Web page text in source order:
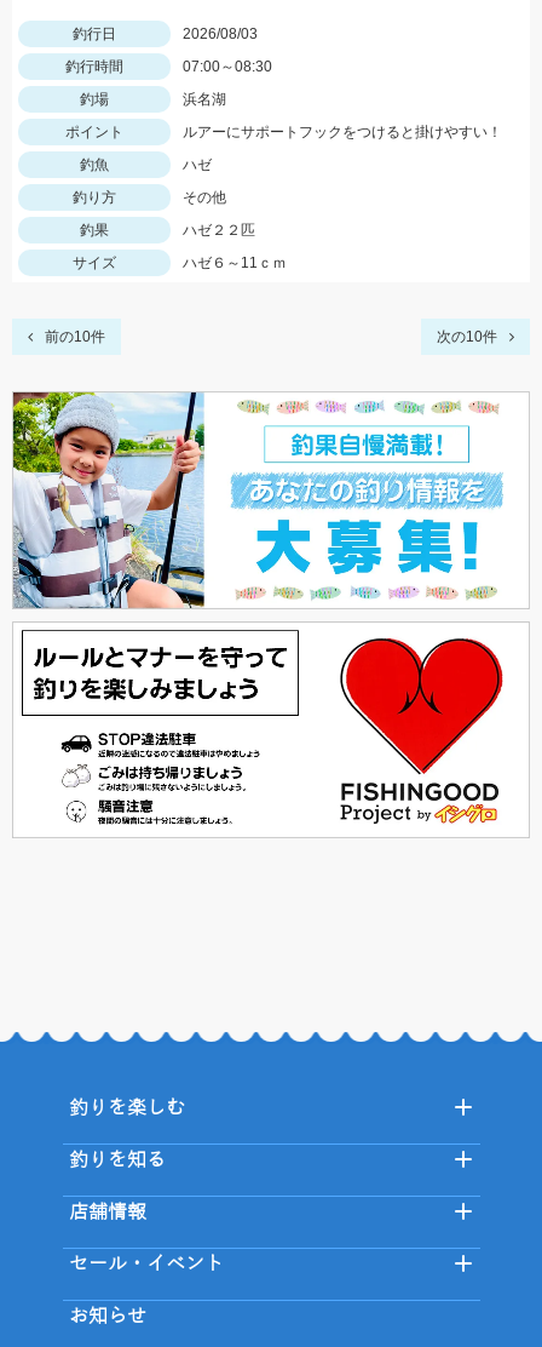
釣行日
2026/08/03
釣行時間
07:00～08:30
釣場
浜名湖
ポイント
ルアーにサポートフックをつけると掛けやすい！
釣魚
ハゼ
釣り方
その他
釣果
ハゼ２２匹
サイズ
ハゼ６～11ｃｍ
前の10件 次の10件
釣りを楽しむ
釣りを知る
店舗情報
セール・イベント
お知らせ